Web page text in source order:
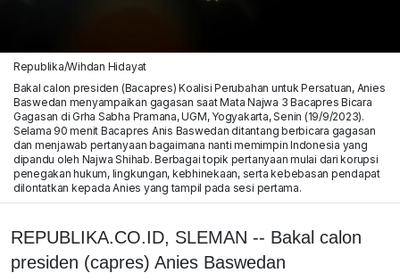
Republika/Wihdan Hidayat
Bakal calon presiden (Bacapres) Koalisi Perubahan untuk Persatuan, Anies
Baswedan menyampaikan gagasan saat Mata Najwa 3 Bacapres Bicara
Gagasan di Grha Sabha Pramana, UGM, Yogyakarta, Senin (19/9/2023).
Selama 90 menit Bacapres Anis Baswedan ditantang berbicara gagasan
dan menjawab pertanyaan bagaimana nanti memimpin Indonesia yang
dipandu oleh Najwa Shihab. Berbagai topik pertanyaan mulai dari korupsi
penegakan hukum, lingkungan, kebhinekaan, serta kebebasan pendapat
dilontatkan kepada Anies yang tampil pada sesi pertama.
REPUBLIKA.CO.ID, SLEMAN -- Bakal calon
presiden (capres) Anies Baswedan